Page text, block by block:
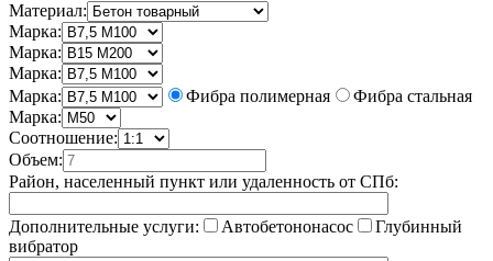
Материал:
Марка:
Марка:
Марка:
Марка:
Фибра полимерная
Фибра стальная
Марка:
Соотношение:
Объем:
Район, населенный пункт или удаленность от СПб:
Дополнительные услуги: Автобетононасос
Глубинный
вибратор